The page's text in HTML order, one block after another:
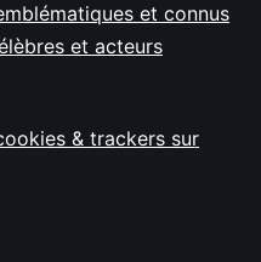
et connus
et acteurs
& trackers sur